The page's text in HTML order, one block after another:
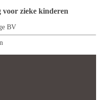
zieke kinderen
BV